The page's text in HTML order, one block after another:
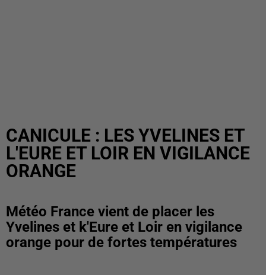
CANICULE : LES YVELINES ET
L'EURE ET LOIR EN VIGILANCE
ORANGE
Météo France vient de placer les
Yvelines et k'Eure et Loir en vigilance
orange pour de fortes températures